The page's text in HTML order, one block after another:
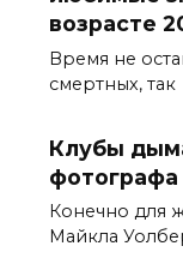
возрасте
Время не
смертных, так
Клубы
Конечно для
Майкла